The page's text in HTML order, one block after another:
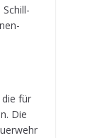
Schill­
die für
Die